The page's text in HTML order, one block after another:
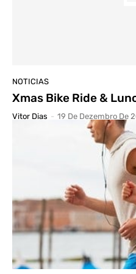
NOTICIAS
Xmas Bike Ride &
Vitor Dias - 19 De Dezembro De